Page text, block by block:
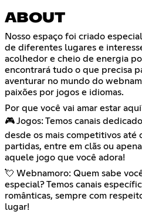
ABOUT
Nosso espaço foi criado
de diferentes lugares e
acolhedor e cheio de energia
encontrará tudo o que precisa
aventurar no mundo do
paixões por jogos e idiomas.
Por que você vai amar estar
🎮 Jogos: Temos canais
desde os mais competitivos até
partidas, entre em clãs ou
aquele jogo que você adora!
💘 Webnamoro: Quem sabe
especial? Temos canais
românticas, sempre com
lugar!